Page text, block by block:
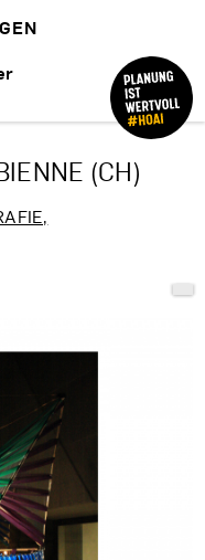
(CH)